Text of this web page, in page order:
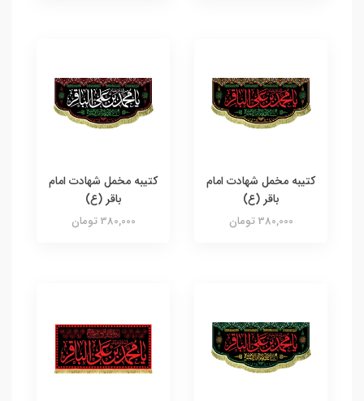
کتیبه مخمل شهادت امام
باقر (ع)
380,000 تومان
کتیبه مخمل شهادت امام
باقر (ع)
380,000 تومان